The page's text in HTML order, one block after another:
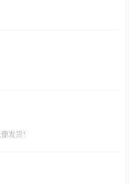
发货！